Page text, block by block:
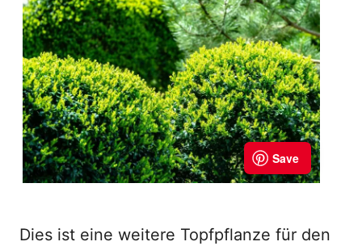
Dies ist eine weitere Topfpflanze für den